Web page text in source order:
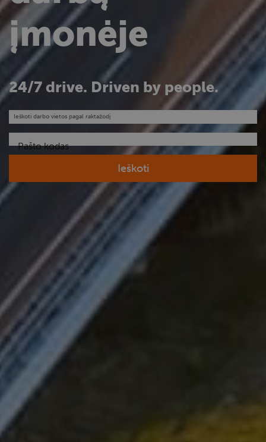
įmonėje
24/7 drive. Driven by people.
Ieškoti darbo vietos pagal raktažodį
Pašto kodas
Ieškoti